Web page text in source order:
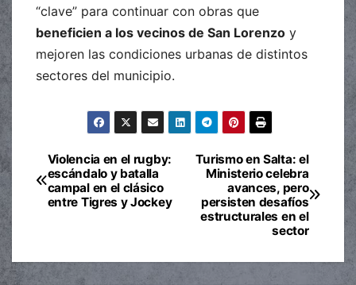
“clave” para continuar con obras que
beneficien a los vecinos de San Lorenzo y
mejoren las condiciones urbanas de distintos
sectores del municipio.
Navegación
de
Turismo en Salta: el
Ministerio celebra
avances, pero
persisten desafíos
estructurales en el
sector
Violencia en el rugby:
escándalo y batalla
campal en el clásico
entre Tigres y Jockey